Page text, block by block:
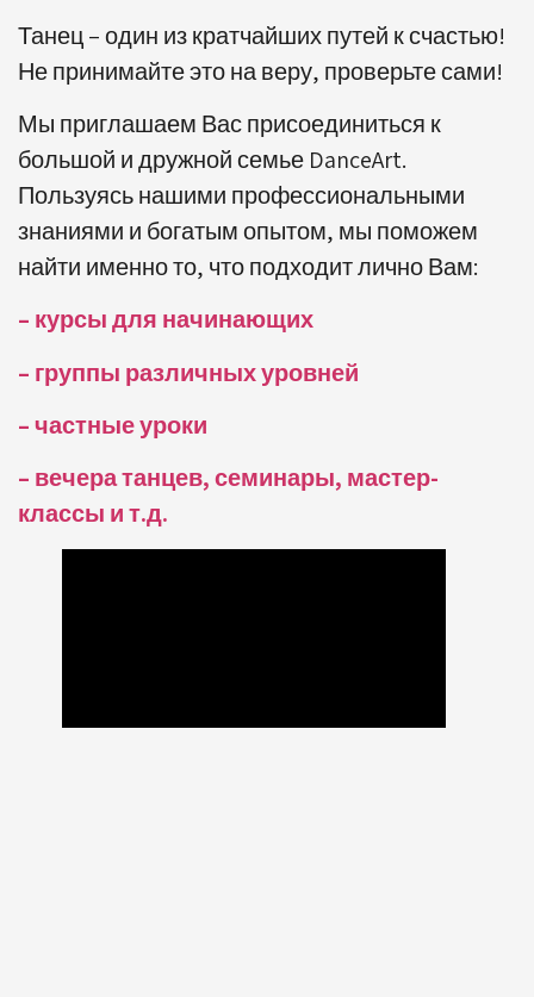
Танец – один из кратчайших путей к счастью!
Не принимайте это на веру, проверьте сами!
Мы приглашаем Вас присоединиться к
большой и дружной семье DanceArt.
Пользуясь нашими профессиональными
знаниями и богатым опытом, мы поможем
найти именно то, что подходит лично Вам:
– курсы для начинающих
– группы различных уровней
– частные уроки
– вечера танцев, семинары, мастер-
классы и т.д.